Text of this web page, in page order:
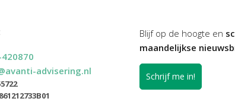
advisering.nl
Blijf op de hoogte en
maandelijkse
Schrijf me in!